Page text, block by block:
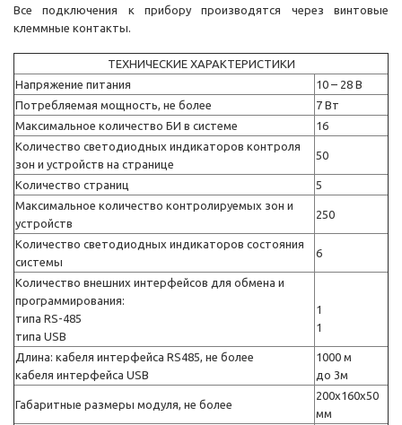
Все подключения к прибору производятся через винтовые
клеммные контакты.
ТЕХНИЧЕСКИЕ ХАРАКТЕРИСТИКИ
Напряжение питания
10 – 28 В
Потребляемая мощность, не более
7 Вт
Максимальное количество БИ в системе
16
Количество светодиодных индикаторов контроля
зон и устройств на странице
50
Количество страниц
5
Максимальное количество контролируемых зон и
устройств
250
Количество светодиодных индикаторов состояния
системы
6
Количество внешних интерфейсов для обмена и
программирования:
типа RS-485
типа USB
1
1
Длина: кабеля интерфейса RS485, не более
кабеля интерфейса USB
1000 м
до 3м
Габаритные размеры модуля, не более
200х160х50
мм